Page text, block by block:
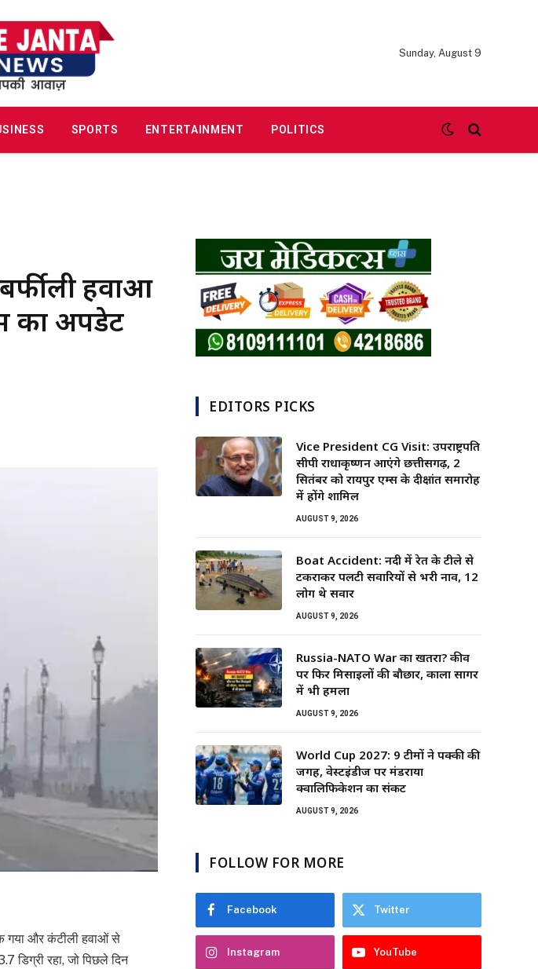
Sunday, August 9
SPORTS ENTERTAINMENT POLITICS
हवाओं
का अपडेट
गया और कंटीली हवाओं से
डिग्री रहा, जो पिछले दिन
EDITORS PICKS
Vice President CG Visit: उपराष्ट्रपति
सीपी राधाकृष्णन आएंगे छत्तीसगढ़, 2
सितंबर को रायपुर एम्स के दीक्षांत समारोह
में होंगे शामिल
AUGUST 9, 2026
Boat Accident: नदी में रेत के टीले से
टकराकर पलटी सवारियों से भरी नाव, 12
लोग थे सवार
AUGUST 9, 2026
Russia-NATO War का खतरा? कीव
पर फिर मिसाइलों की बौछार, काला सागर
में भी हमला
AUGUST 9, 2026
World Cup 2027: 9 टीमों ने पक्की की
जगह, वेस्टइंडीज पर मंडराया
क्वालिफिकेशन का संकट
AUGUST 9, 2026
FOLLOW FOR MORE
Facebook Twitter
Instagram YouTube